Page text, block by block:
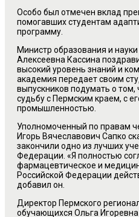
Особо был отмечен вклад
помогавших студентам
программу.
Министр образования и
Алексеевна Кассина
высокий уровень знаний и
академия передает своим
выпускников подумать о том,
судьбу с Пермским краем, с
промышленностью.
Уполномоченный по правам
Игорь Вячеславович Сапко
закончили одно из лучших
Федерации. «Я полностью
фармацевтическое и
Российской Федерации
добавил он.
Директор Пермского
обучающихся Ольга